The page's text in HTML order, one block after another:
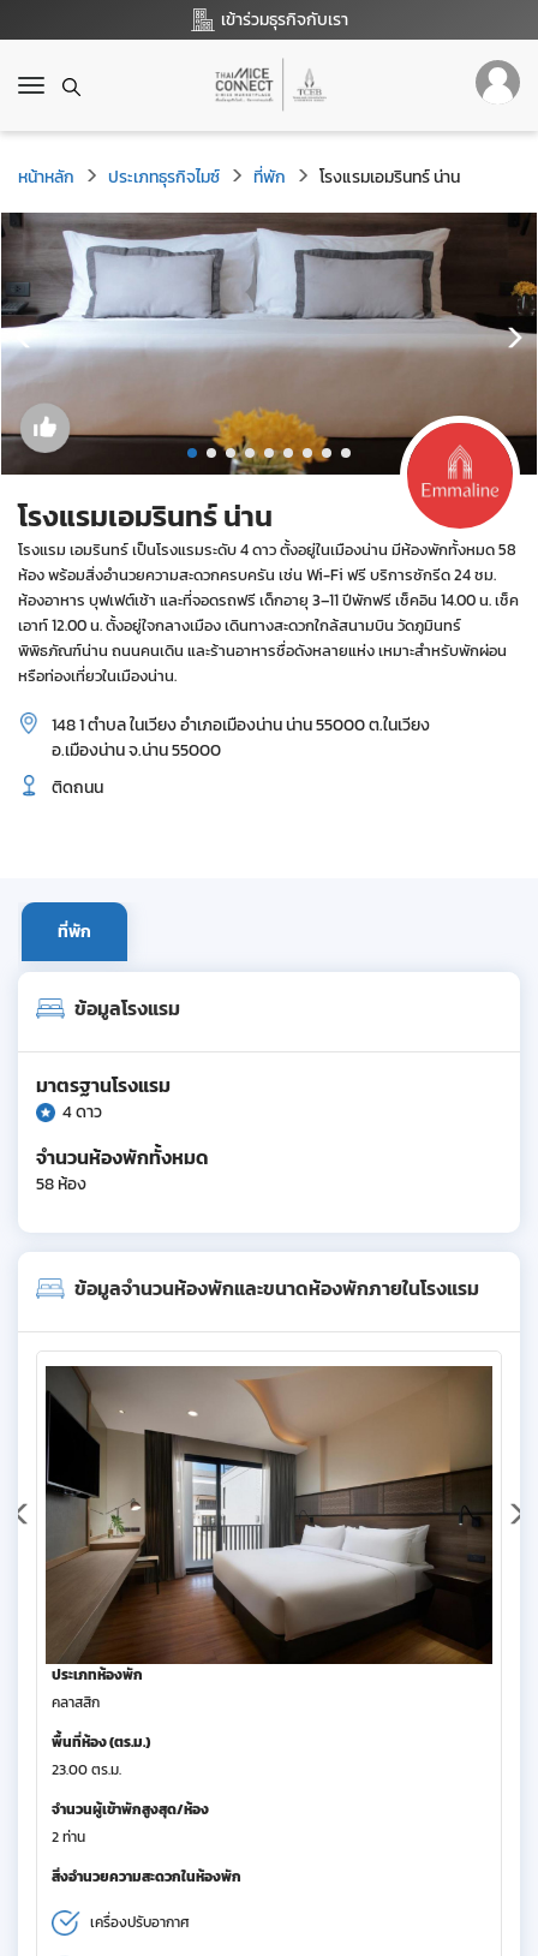
เข้าร่วมธุรกิจกับเรา
T
g
g
l
e
a
v
i
g
o
หน้าหลัก ประเภทธุรกิจไมซ์ ที่พัก โรงแรมเอมรินทร์ น่าน
โรงแรมเอมรินทร์ น่าน
โรงแรม เอมรินทร์ เป็นโรงแรมระดับ 4 ดาว ตั้งอยู่ในเมืองน่าน มีห้องพักทั้งหมด 58
ห้อง พร้อมสิ่งอำนวยความสะดวกครบครัน เช่น Wi-Fi ฟรี บริการซักรีด 24 ชม.
ห้องอาหาร บุฟเฟต์เช้า และที่จอดรถฟรี เด็กอายุ 3–11 ปีพักฟรี เช็คอิน 14.00 น. เช็ค
เอาท์ 12.00 น. ตั้งอยู่ใจกลางเมือง เดินทางสะดวกใกล้สนามบิน วัดภูมินทร์
พิพิธภัณฑ์น่าน ถนนคนเดิน และร้านอาหารชื่อดังหลายแห่ง เหมาะสำหรับพักผ่อน
หรือท่องเที่ยวในเมืองน่าน.
148 1 ตำบล ในเวียง อำเภอเมืองน่าน น่าน 55000 ต.ในเวียง
อ.เมืองน่าน จ.น่าน 55000
ติดถนน
ที่พัก
ข้อมูลโรงแรม
มาตรฐานโรงแรม
4 ดาว
จำนวนห้องพักทั้งหมด
58 ห้อง
ข้อมูลจำนวนห้องพักและขนาดห้องพักภายในโรงแรม
ประเภทห้องพัก
คลาสสิก
พื้นที่ห้อง (ตร.ม.)
23.00 ตร.ม.
จำนวนผู้เข้าพักสูงสุด/ห้อง
2 ท่าน
สิ่งอำนวยความสะดวกในห้องพัก
เครื่องปรับอากาศ